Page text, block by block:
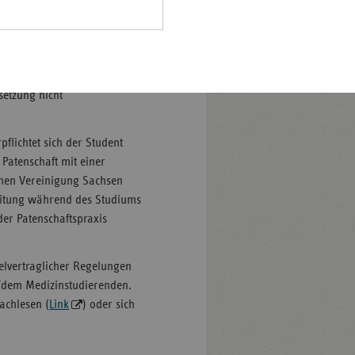
Studiums für einen
versorgten Gebiet in
nicht
sich der Student
mit einer
Vereinigung Sachsen
während des Studiums
Patenschaftspraxis
Regelungen
Medizinstudierenden.
( Link
) oder sich